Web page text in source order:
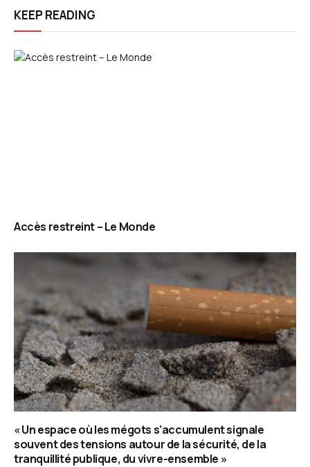
KEEP READING
Accès restreint – Le Monde
« Un espace où les mégots s’accumulent signale
souvent des tensions autour de la sécurité, de la
tranquillité publique, du vivre-ensemble »